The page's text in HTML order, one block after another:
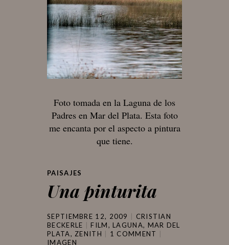
Foto tomada en la Laguna de los
Padres en Mar del Plata. Esta foto
me encanta por el aspecto a pintura
que tiene.
PAISAJES
Una pinturita
SEPTIEMBRE 12, 2009
CRISTIAN
BECKERLE
FILM,LAGUNA, MAR DEL
PLATA, ZENITH
1 COMMENT
IMAGEN